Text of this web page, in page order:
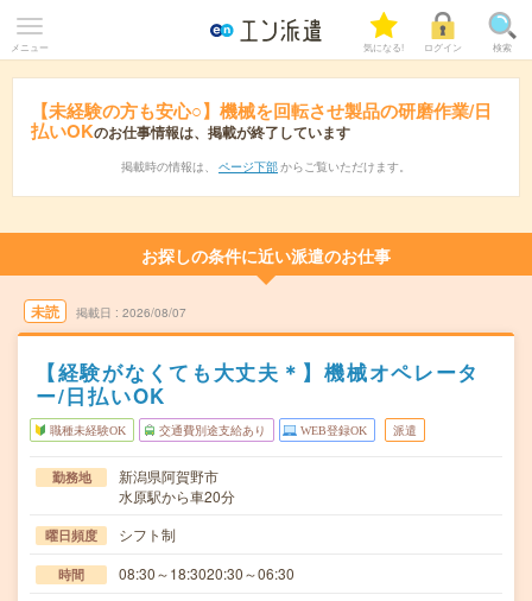
メニュー 気になる! ログイン 検索
【未経験の方も安心○】機械を回転させ製品の研磨作業/日
払いOKのお仕事情報は、掲載が終了しています
掲載時の情報は、 ページ下部 からご覧いただけます。
お探しの条件に近い派遣のお仕事
未読 掲載日 2026/08/07
【経験がなくても大丈夫＊】機械オペレータ
ー/日払いOK
職種未経験OK 交通費別途支給あり WEB登録OK 派遣
勤務地
新潟県阿賀野市
水原駅から車20分
曜日頻度 シフト制
時間 08:30～18:3020:30～06:30